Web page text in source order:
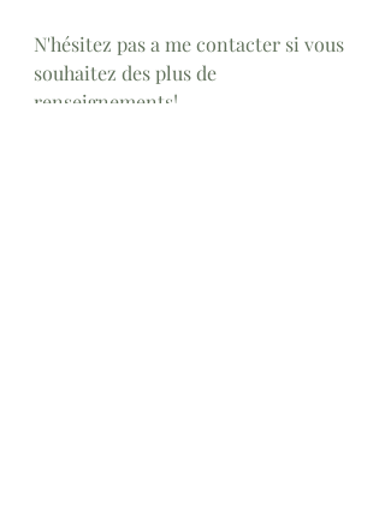
N'hésitez pas a me contacter si vous
souhaitez des plus de
renseignements!